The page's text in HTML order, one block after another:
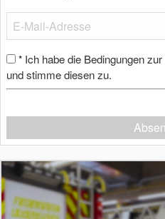
* Ich habe die Bedingungen
und stimme diesen zu.